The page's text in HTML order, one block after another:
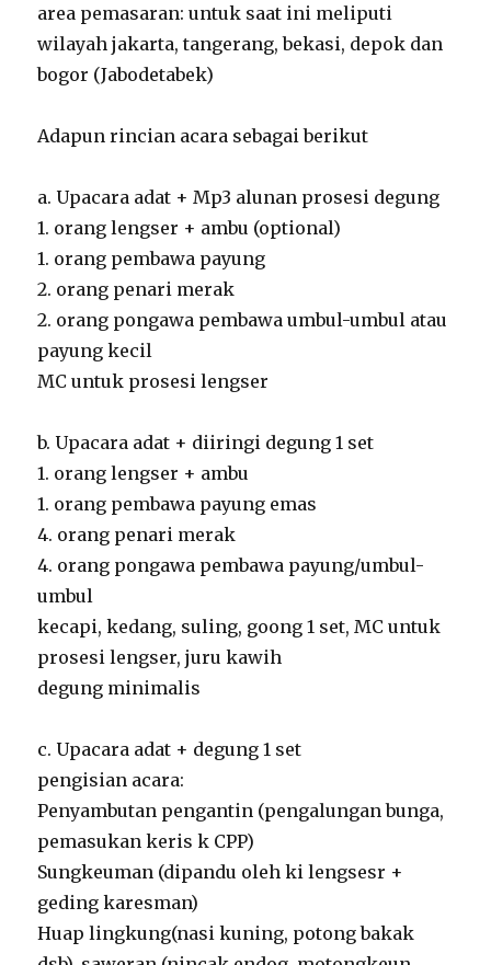
area pemasaran: untuk saat ini meliputi
wilayah jakarta, tangerang, bekasi, depok dan
bogor (Jabodetabek)
Adapun rincian acara sebagai berikut
a. Upacara adat + Mp3 alunan prosesi degung
1. orang lengser + ambu (optional)
1. orang pembawa payung
2. orang penari merak
2. orang pongawa pembawa umbul-umbul atau
payung kecil
MC untuk prosesi lengser
b. Upacara adat + diiringi degung 1 set
1. orang lengser + ambu
1. orang pembawa payung emas
4. orang penari merak
4. orang pongawa pembawa payung/umbul-
umbul
kecapi, kedang, suling, goong 1 set, MC untuk
prosesi lengser, juru kawih
degung minimalis
c. Upacara adat + degung 1 set
pengisian acara:
Penyambutan pengantin (pengalungan bunga,
pemasukan keris k CPP)
Sungkeuman (dipandu oleh ki lengsesr +
geding karesman)
Huap lingkung(nasi kuning, potong bakak